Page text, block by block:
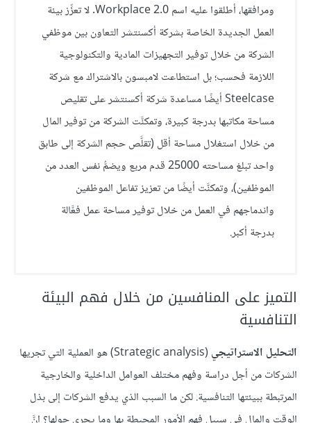
ومرافقها، أطلقوا عليه اسم Workplace 2.0. لا تعزِّز بيئة
العمل الجديدة الخاصة بشركة أكسنتشر التعاون بين موظفي
الشركة من خلال توفير التجهيزات المادية والتكنولوجية
اللازمة فحسب؛ بل استطاعت لامبسون بالاشتراك مع شركة
Steelcase أيضًا مساعدة شركة أكسنتشر على تقليص
مساحة مكاتبها بدرجة كبيرة، وتمكنَّت الشركة من توفير المال
من خلال استغلال مساحة أقل (تقلَّص حجم الشركة إلى طابق
واحد تبلغ مساحته 25000 قدم مربع ويضمُّ نفس العدد من
الموظفين)، وتمكنَّت أيضًا من تعزيز تفاعل الموظفين
واندماجهم في العمل من خلال توفير مساحة عمل فعَّالة
بدرجة أكبر.
التميز على المنافسين من خلال فهم البيئة
التنافسية
التحليل الاستراتيجي
(Strategic analysis) هو العملية التي تجريها
الشركات من أجل دراسة وفهم مختلف العوامل الداخلية والخارجية
المرتبطة ببيئتها التنافسية. لكن ما السبب الذي يدفع الشركات إلى بذل